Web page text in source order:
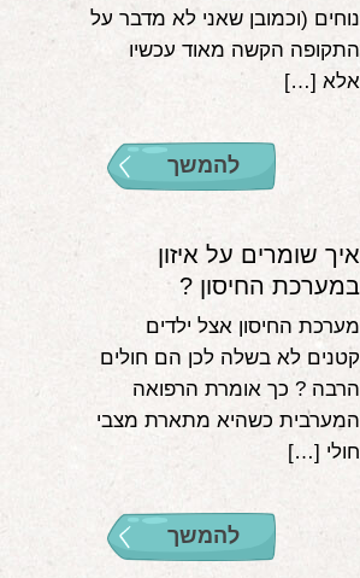
נוחים (וכמובן שאני לא מדבר על
התקופה הקשה מאוד עכשיו
אלא […]
להמשך
איך שומרים על איזון
במערכת החיסון ?
מערכת החיסון אצל ילדים
קטנים לא בשלה לכן הם חולים
הרבה ? כך אומרת הרפואה
המערבית כשהיא מתארת מצבי
חולי […]
להמשך